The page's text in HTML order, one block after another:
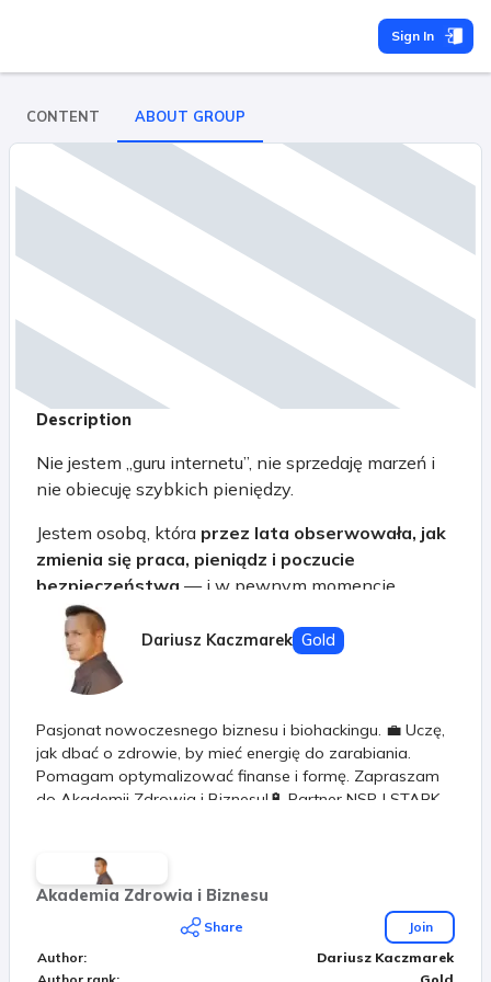
Sign In
CONTENT ABOUT GROUP
Description
Nie jestem „guru internetu”, nie sprzedaję marzeń i
nie obiecuję szybkich pieniędzy.
Jestem osobą, która przez lata obserwowała, jak
zmienia się praca, pieniądz i poczucie
bezpieczeństwa — i w pewnym momencie
zaczęła zadawać sobie niewygodne pytania.
Przez długi czas, jak większość ludzi, wierzyłem, że:
ciężka praca zawsze się opłaca,
stabilność daje etat,
a przyszłość „jakoś się ułoży”.
Życie jednak szybko weryfikuje takie założenia.
bezpieczeństwo finansowe nie polega na
pracowaniu więcej , tylko na:
mądrym zarządzaniu czasem,
budowaniu systemów,
Dariusz Kaczmarek Gold
Pasjonat nowoczesnego biznesu i biohackingu. 💼 Uczę,
jak dbać o zdrowie, by mieć energię do zarabiania.
Pomagam optymalizować finanse i formę. Zapraszam
do Akademii Zdrowia i Biznesu!🔋 Partner NSP | STARK
Akademia Zdrowia i Biznesu
Share
Join
Author:
Dariusz Kaczmarek